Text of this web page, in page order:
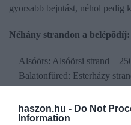
haszon.hu - Do Not
Information
gyorsabb bejutást, néhol pedig
Néhány strandon a belépődíj:
Alsóörs: Alsóörsi strand –
Balatonfüred: Esterházy
Tihany: Sajkod strand – 800
Tihany: Plage18 – hétfőtől